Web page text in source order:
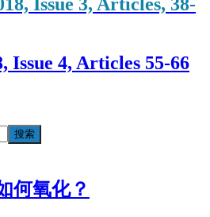
Issue 4, Articles 55-66
何氧化？